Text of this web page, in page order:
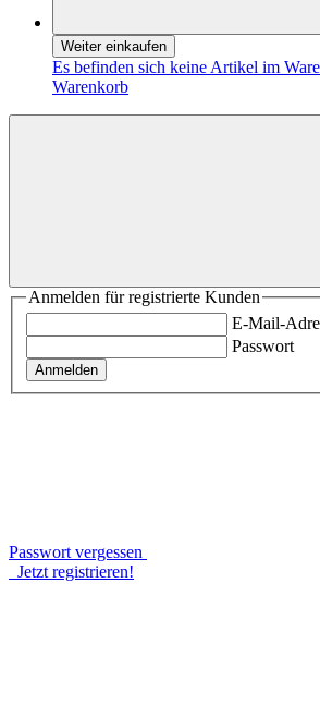
Weiter einkaufen
Es befinden sich keine Artikel im
Warenkorb
Anmelden für registrierte Kunden
E-Mail-
Passwort
Anmelden
Passwort vergessen
Jetzt registrieren!